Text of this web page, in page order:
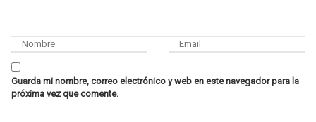
Guarda mi nombre, correo electrónico y web en este navegador para la
próxima vez que comente.